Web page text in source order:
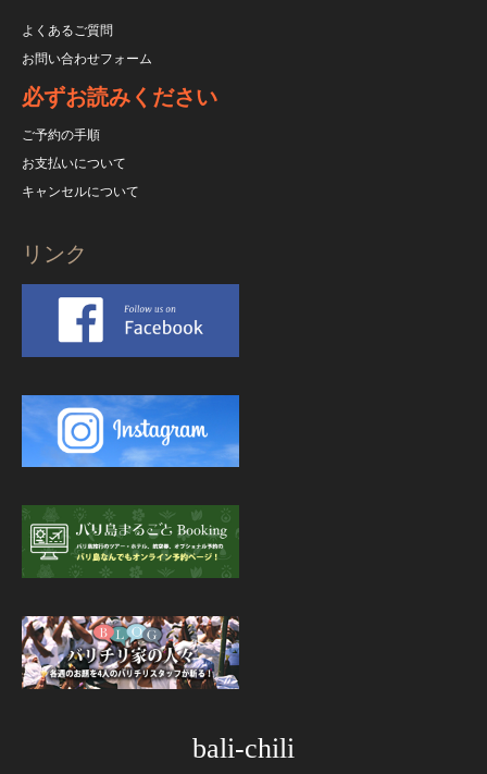
よくあるご質問
お問い合わせフォーム
必ずお読みください
ご予約の手順
お支払いについて
キャンセルについて
リンク
bali-chili